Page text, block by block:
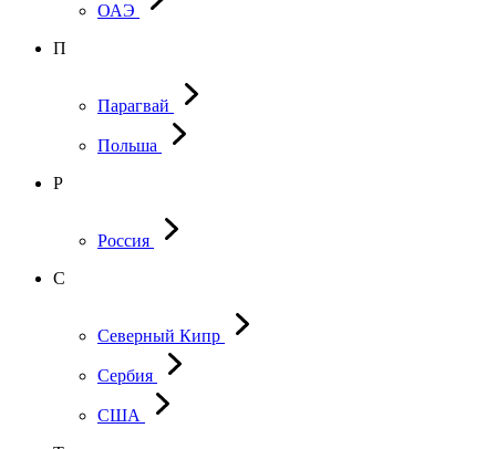
ОАЭ
П
Парагвай
Польша
Р
Россия
С
Северный Кипр
Сербия
США